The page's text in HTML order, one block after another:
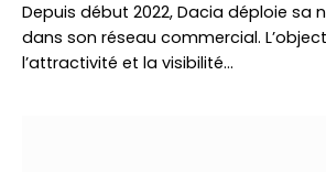
Depuis début 2022, Dacia déploie sa
dans son réseau commercial.
l’attractivité et la visibilité…